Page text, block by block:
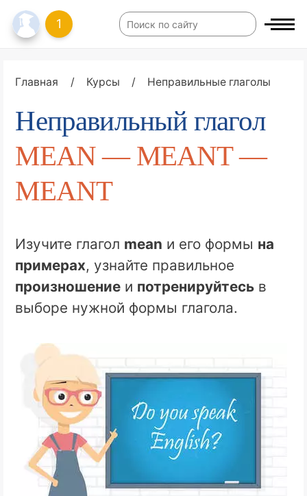
1
Главная / Курсы / Неправильные глаголы
Неправильный глагол
MEAN — MEANT —
MEANT
Изучите глагол mean и его формы на
примерах, узнайте правильное
произношение и потренируйтесь в
выборе нужной формы глагола.